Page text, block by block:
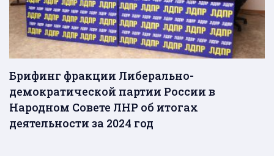
Брифинг фракции Либерально-
демократической партии России в
Народном Совете ЛНР об итогах
деятельности за 2024 год